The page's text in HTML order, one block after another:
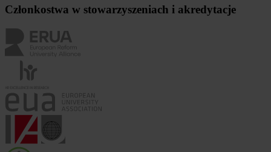
Członkostwa w stowarzyszeniach i akredytacje